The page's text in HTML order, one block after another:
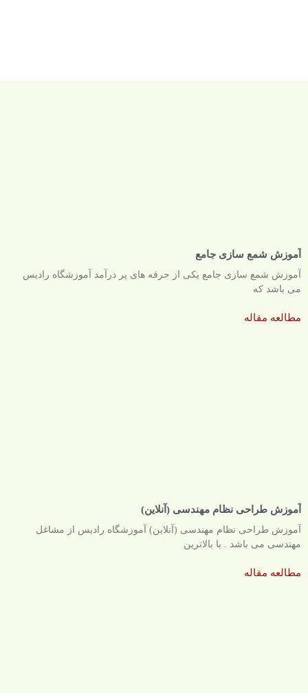
آموزش شمع سازی جامع
آموزش شمع سازی جامع یکی از حرفه های پر درآمد آموزشگاه رادیس
می باشد که
مطالعه مقاله
آموزش طراحی نظام مهندسی (آنلاین)
آموزش طراحی نظام مهندسی (آنلاین) آموزشگاه رادیس از مشاغل
مهندسی می باشد . با بالاترین
مطالعه مقاله